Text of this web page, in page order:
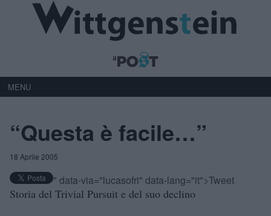
MENU
“Questa è facile…”
18 Aprile 2005
" data-via="lucasofri" data-lang="it">Tweet
Storia del Trivial Pursuit e del suo declino